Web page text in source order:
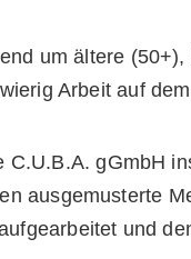
um ältere
Arbeit auf
gGmbH
ausgemusterte
und